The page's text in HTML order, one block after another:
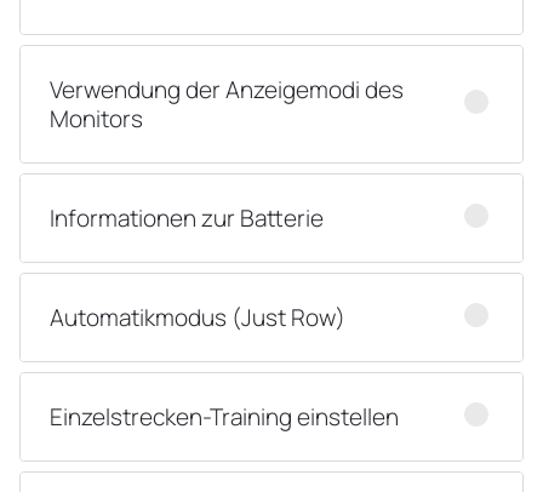
Verwendung der Anzeigemodi des
Monitors
Informationen zur Batterie
Automatikmodus (Just Row)
Einzelstrecken-Training einstellen